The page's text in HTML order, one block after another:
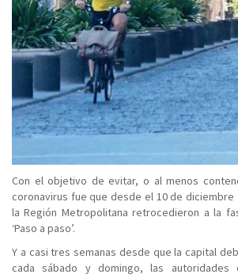
Con el objetivo de evitar, o al menos
coronavirus fue que desde el 10 de diciembre
la Región Metropolitana retrocedieron a la
‘Paso a paso’.
Y a casi tres semanas desde que la capital
cada sábado y domingo, las autoridades